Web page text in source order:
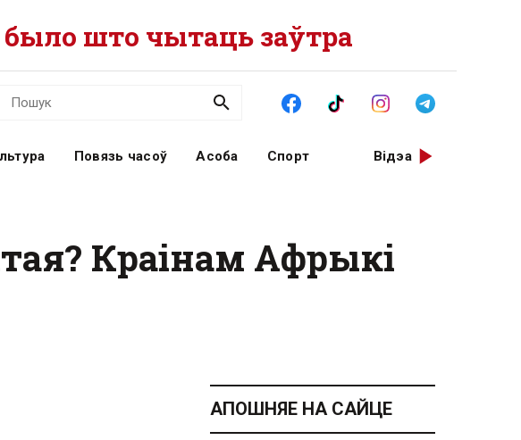
было што чытаць заўтра
Повязь часоў Асоба Спорт Відэа
Краінам Афрыкі
АПОШНЯЕ НА САЙЦЕ